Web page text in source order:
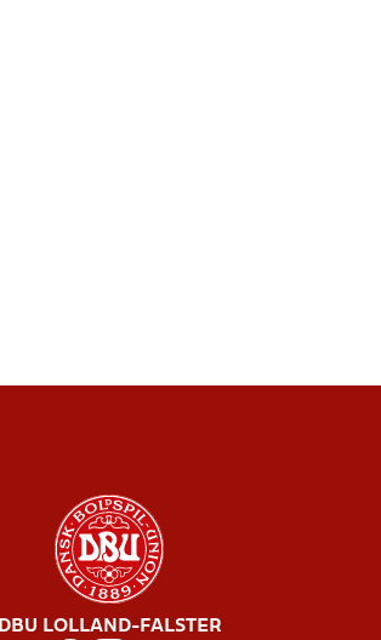
DBU LOLLAND-FALSTER